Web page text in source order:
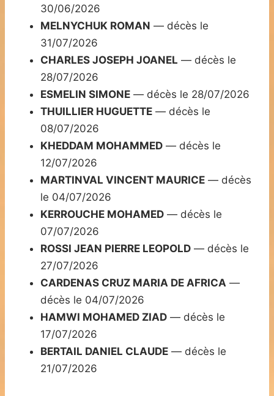
30/06/2026
MELNYCHUK ROMAN — décès le
31/07/2026
CHARLES JOSEPH JOANEL — décès le
28/07/2026
ESMELIN SIMONE — décès le 28/07/2026
THUILLIER HUGUETTE — décès le
08/07/2026
KHEDDAM MOHAMMED — décès le
12/07/2026
MARTINVAL VINCENT MAURICE — décès
le 04/07/2026
KERROUCHE MOHAMED — décès le
07/07/2026
ROSSI JEAN PIERRE LEOPOLD — décès le
27/07/2026
CARDENAS CRUZ MARIA DE AFRICA —
décès le 04/07/2026
HAMWI MOHAMED ZIAD — décès le
17/07/2026
BERTAIL DANIEL CLAUDE — décès le
21/07/2026